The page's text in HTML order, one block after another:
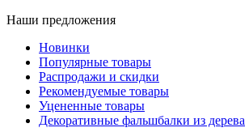
Наши предложения
Новинки
Популярные товары
Распродажи и скидки
Рекомендуемые товары
Уцененные товары
Декоративные фальшбалки из дерева